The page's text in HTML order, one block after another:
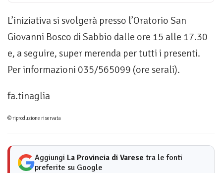
L’iniziativa si svolgerà presso l’Oratorio San
Giovanni Bosco di Sabbio dalle ore 15 alle 17.30
e, a seguire, super merenda per tutti i presenti.
Per informazioni 035/565099 (ore serali).
fa.tinaglia
© riproduzione riservata
Aggiungi La Provincia di Varese tra le fonti
preferite su Google